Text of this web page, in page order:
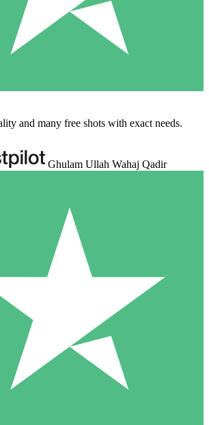
and many free shots with exact needs.
Ghulam Ullah Wahaj Qadir